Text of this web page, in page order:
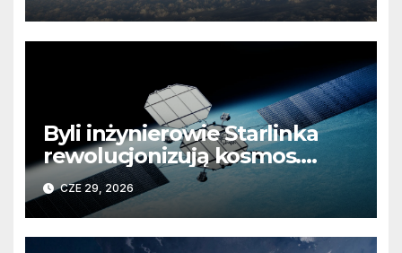
Byli inżynierowie Starlinka
rewolucjonizują kosmos.
Koniec z „wynajmowaniem”
kosmicznej infrastruktury?
CZE 29, 2026